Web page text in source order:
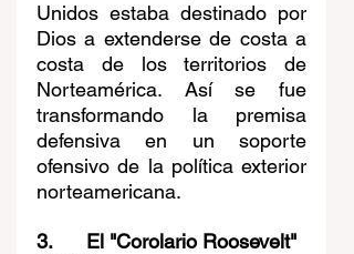
Unidos estaba destinado por
Dios a extenderse de costa a
costa de los territorios de
Norteamérica. Así se fue
transformando la premisa
defensiva en un soporte
ofensivo de la política exterior
norteamericana.
3.      El "Corolario Roosevelt"